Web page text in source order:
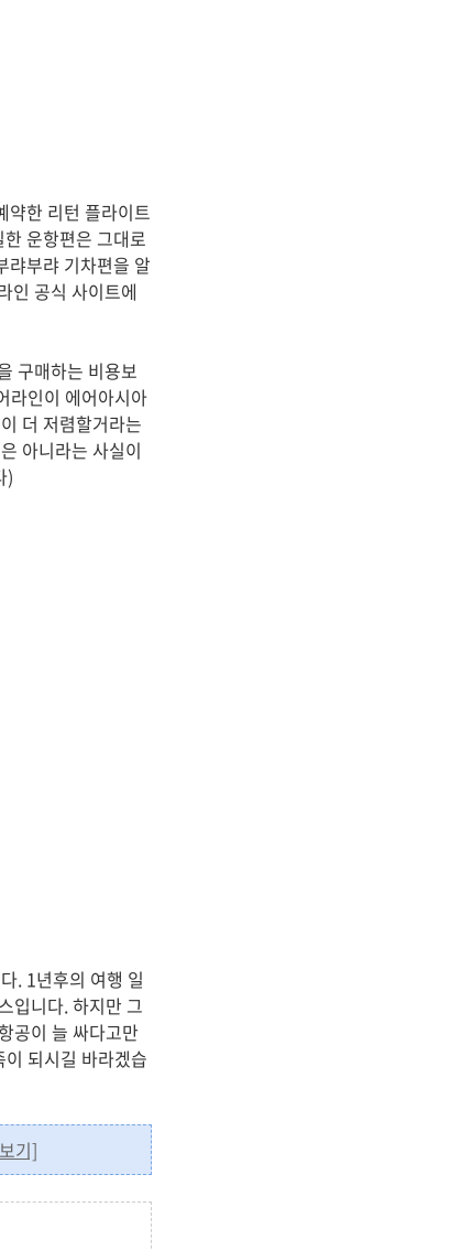
약한 리턴 플라이트
운항편은 그대로
랴부랴 기차편을 알
인 공식 사이트에
구매하는 비용보
라인이 에어아시아
더 저렴할거라는
아니라는 사실이
)
. 1년후의 여행 일
입니다. 하지만 그
공이 늘 싸다고만
되시길 바라겠습
기]